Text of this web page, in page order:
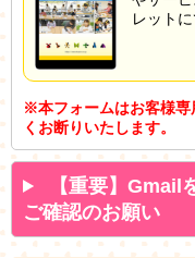
レット
※本フォームはお客様専
くお断りいたします。
【重要】Gmail
ご確認のお願い